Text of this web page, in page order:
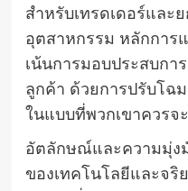
สำหรับเทรดเดอร์และ
อุตสาหกรรม หลักการ
เน้นการมอบประสบก
ลูกค้า ด้วยการปรับโฉ
ในแบบที่พวกเขาควรจ
อัตลักษณ์และความมุ่ง
ของเทคโนโลยีและจ